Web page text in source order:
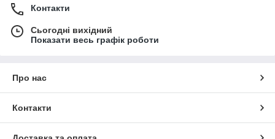
Контакти
Сьогодні вихідний
Показати весь графік роботи
Про нас
Контакти